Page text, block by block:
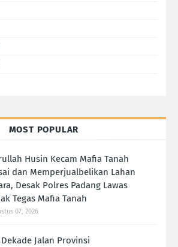
MOST POPULAR
Husin Kecam Mafia Tanah
dan Memperjualbelikan Lahan
Desak Polres Padang Lawas
Tegas Mafia Tanah
07, 2026
Jalan Provinsi